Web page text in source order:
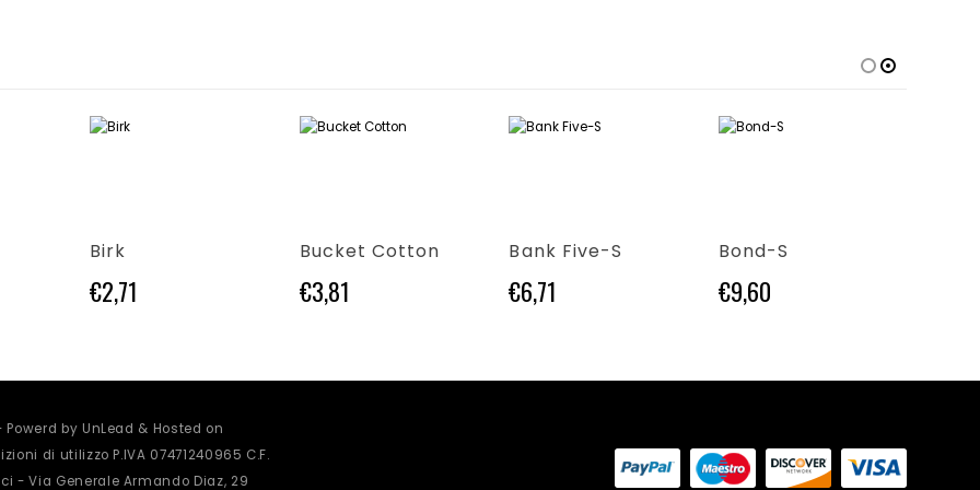
Questo prodotto ha più varianti. Le opzioni possono essere scelte nella pagina del prodotto
Birk
€2,71
Questo prodotto ha più varianti. Le opzioni possono essere scelte nella pagina del prodotto
Bucket Cotton
€3,81
Questo prodotto ha più varianti. Le opzioni possono essere scelte nella pagina del prodotto
Bank Five-S
€6,71
Questo prodotto ha più varianti. Le opzioni possono essere scelte nella pagina del prodotto
Bond-S
€9,60
by UnLead & Hosted on
di utilizzo P.IVA 07471240965 C.F.
- Via Generale Armando Diaz, 29